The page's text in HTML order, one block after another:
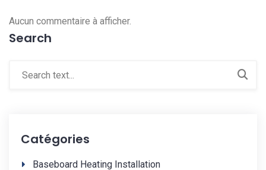
Aucun commentaire à afficher.
Search
Catégories
Baseboard Heating Installation